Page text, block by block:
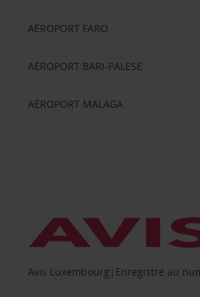
AÉROPORT FARO
AÉROPORT BARI-PALESE
AÉROPORT MALAGA
Avis Luxembourg|Enregistré au